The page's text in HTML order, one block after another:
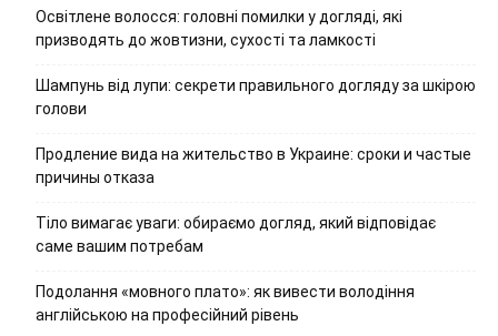
Освітлене волосся: головні помилки у догляді, які
призводять до жовтизни, сухості та ламкості
Шампунь від лупи: секрети правильного догляду за шкірою
голови
Продление вида на жительство в Украине: сроки и частые
причины отказа
Тіло вимагає уваги: обираємо догляд, який відповідає
саме вашим потребам
Подолання «мовного плато»: як вивести володіння
англійською на професійний рівень